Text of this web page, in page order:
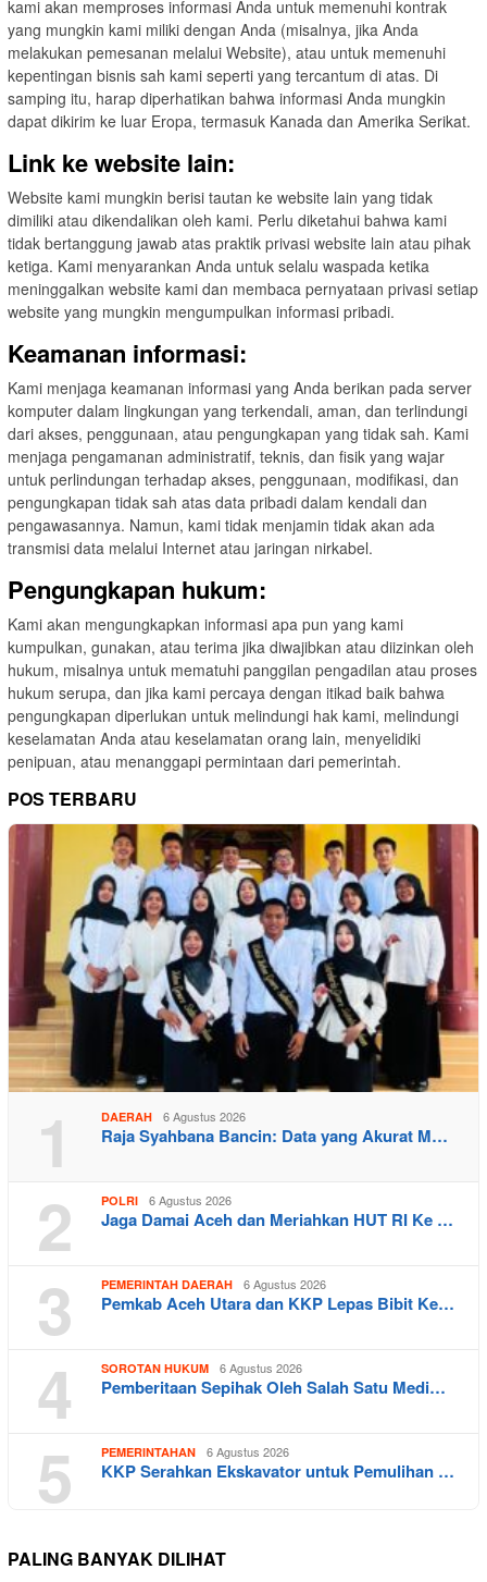
kami akan memproses informasi Anda untuk memenuhi kontrak
yang mungkin kami miliki dengan Anda (misalnya, jika Anda
melakukan pemesanan melalui Website), atau untuk memenuhi
kepentingan bisnis sah kami seperti yang tercantum di atas. Di
samping itu, harap diperhatikan bahwa informasi Anda mungkin
dapat dikirim ke luar Eropa, termasuk Kanada dan Amerika Serikat.
Link ke website lain:
Website kami mungkin berisi tautan ke website lain yang tidak
dimiliki atau dikendalikan oleh kami. Perlu diketahui bahwa kami
tidak bertanggung jawab atas praktik privasi website lain atau pihak
ketiga. Kami menyarankan Anda untuk selalu waspada ketika
meninggalkan website kami dan membaca pernyataan privasi setiap
website yang mungkin mengumpulkan informasi pribadi.
Keamanan informasi:
Kami menjaga keamanan informasi yang Anda berikan pada server
komputer dalam lingkungan yang terkendali, aman, dan terlindungi
dari akses, penggunaan, atau pengungkapan yang tidak sah. Kami
menjaga pengamanan administratif, teknis, dan fisik yang wajar
untuk perlindungan terhadap akses, penggunaan, modifikasi, dan
pengungkapan tidak sah atas data pribadi dalam kendali dan
pengawasannya. Namun, kami tidak menjamin tidak akan ada
transmisi data melalui Internet atau jaringan nirkabel.
Pengungkapan hukum:
Kami akan mengungkapkan informasi apa pun yang kami
kumpulkan, gunakan, atau terima jika diwajibkan atau diizinkan oleh
hukum, misalnya untuk mematuhi panggilan pengadilan atau proses
hukum serupa, dan jika kami percaya dengan itikad baik bahwa
pengungkapan diperlukan untuk melindungi hak kami, melindungi
keselamatan Anda atau keselamatan orang lain, menyelidiki
penipuan, atau menanggapi permintaan dari pemerintah.
POS TERBARU
1 DAERAH 6 Agustus 2026
Raja Syahbana Bancin: Data yang Akurat M…
2 POLRI 6 Agustus 2026
Jaga Damai Aceh dan Meriahkan HUT RI Ke …
3 PEMERINTAH DAERAH 6 Agustus 2026
Pemkab Aceh Utara dan KKP Lepas Bibit Ke…
4 SOROTAN HUKUM 6 Agustus 2026
Pemberitaan Sepihak Oleh Salah Satu Medi…
5 PEMERINTAHAN 6 Agustus 2026
KKP Serahkan Ekskavator untuk Pemulihan …
PALING BANYAK DILIHAT